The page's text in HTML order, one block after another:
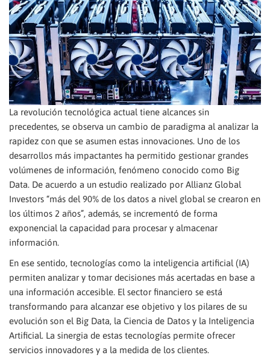
La revolución tecnológica actual tiene alcances sin
precedentes, se observa un cambio de paradigma al analizar la
rapidez con que se asumen estas innovaciones. Uno de los
desarrollos más impactantes ha permitido gestionar grandes
volúmenes de información, fenómeno conocido como Big
Data. De acuerdo a un estudio realizado por Allianz Global
Investors “más del 90% de los datos a nivel global se crearon en
los últimos 2 años”, además, se incrementó de forma
exponencial la capacidad para procesar y almacenar
información.
En ese sentido, tecnologías como la inteligencia artificial (IA)
permiten analizar y tomar decisiones más acertadas en base a
una información accesible. El sector financiero se está
transformando para alcanzar ese objetivo y los pilares de su
evolución son el Big Data, la Ciencia de Datos y la Inteligencia
Artificial. La sinergia de estas tecnologías permite ofrecer
servicios innovadores y a la medida de los clientes.